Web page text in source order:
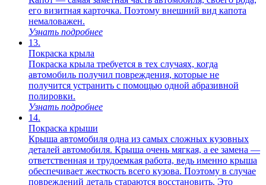
его визитная карточка. Поэтому внешний вид капота
немаловажен.
Узнать подробнее
13.
Покраска крыла
Покраска крыла требуется в тех случаях, когда
автомобиль получил повреждения, которые не
получится устранить с помощью одной абразивной
полировки.
Узнать подробнее
14.
Покраска крыши
Крыша автомобиля одна из самых сложных кузовных
деталей автомобиля. Крыша очень мягкая, а ее замена —
ответственная и трудоемкая работа, ведь именно крыша
обеспечивает жесткость всего кузова. Поэтому в случае
повреждений деталь стараются восстановить. Это